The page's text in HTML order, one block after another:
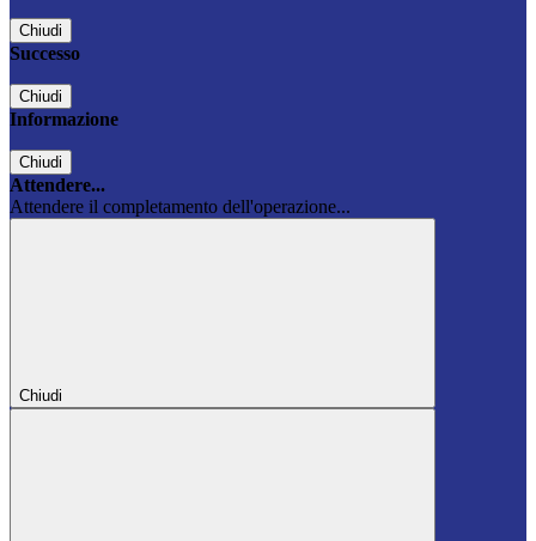
Chiudi
Successo
Chiudi
Informazione
Chiudi
Attendere...
Attendere il completamento dell'operazione...
Chiudi